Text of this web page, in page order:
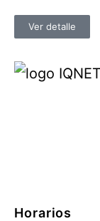
Ver detalle
Horarios